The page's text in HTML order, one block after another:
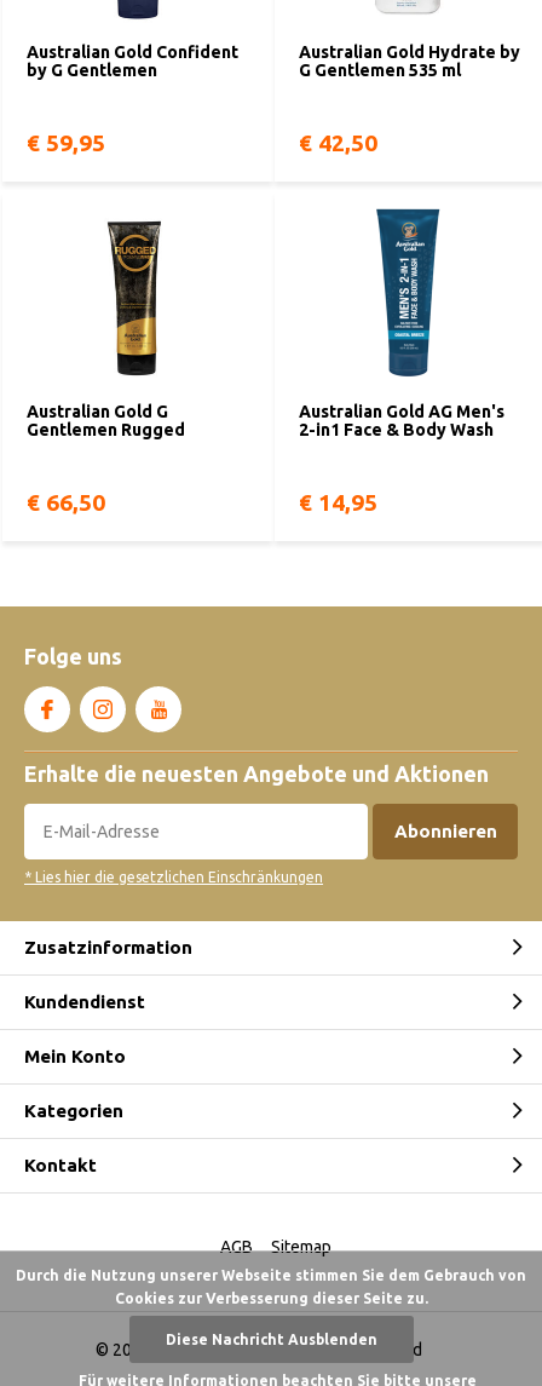
Australian Gold Confident
by G Gentlemen
€ 59,95
Australian Gold Hydrate by
G Gentlemen 535 ml
€ 42,50
Australian Gold G
Gentlemen Rugged
€ 66,50
Australian Gold AG Men's
2-in1 Face & Body Wash
€ 14,95
Folge uns
Erhalte die neuesten Angebote und Aktionen
Abonnieren
* Lies hier die gesetzlichen Einschränkungen
Zusatzinformation
Kundendienst
Mein Konto
Kategorien
Kontakt
© 2026 - Australian Gold Shop Deutschland
AGB Sitemap
Durch die Nutzung unserer Webseite stimmen Sie dem Gebrauch von
Cookies zur Verbesserung dieser Seite zu.
Diese Nachricht Ausblenden
Für weitere Informationen beachten Sie bitte unsere